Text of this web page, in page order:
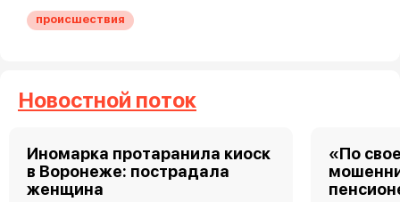
происшествия
Новостной поток
Иномарка протаранила киоск
в Воронеже: пострадала
женщина
«По